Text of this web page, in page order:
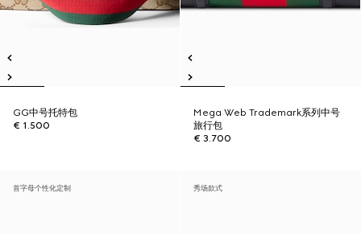
GG中号托特包
€ 1.500
Mega Web Trademark系列中号
旅行包
€ 3.700
首字母个性化定制 秀场款式